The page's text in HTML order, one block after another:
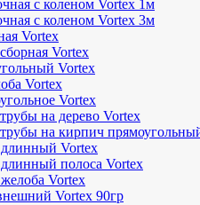
с коленом Vortex 1м
с коленом Vortex 3м
Vortex
Vortex
Vortex
Vortex
Vortex
на дерево Vortex
на кирпич
Vortex
полоса Vortex
Vortex
Vortex 90гр